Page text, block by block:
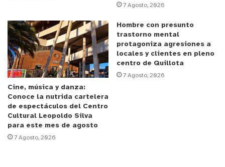
00:00
y tú, ¿qué opinas?
7 Agosto, 2026
Cine, música y danza:
Conoce la nutrida cartelera
de espectáculos del Centro
Cultural Leopoldo Silva
para este mes de agosto
7 Agosto, 2026
Hombre con presunto
trastorno mental
protagoniza agresiones a
locales y clientes en pleno
centro de Quillota
7 Agosto, 2026